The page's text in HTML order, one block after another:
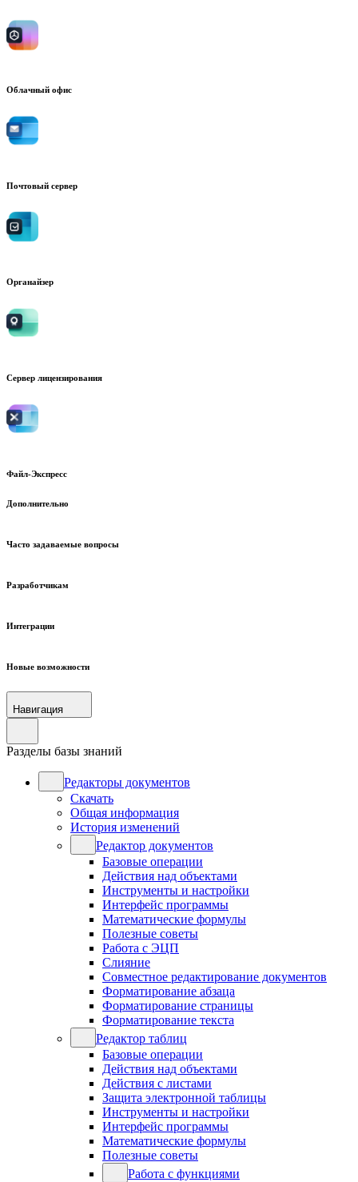
Облачный офис
Почтовый сервер
Органайзер
Сервер лицензирования
Файл-Экспресс
Дополнительно
Часто задаваемые вопросы
Разработчикам
Интеграции
Новые возможности
Навигация
Разделы базы знаний
Редакторы документов
Скачать
Общая информация
История изменений
Редактор документов
Базовые операции
Действия над объектами
Инструменты и настройки
Интерфейс программы
Математические формулы
Полезные советы
Работа с ЭЦП
Слияние
Совместное редактирование документов
Форматирование абзаца
Форматирование страницы
Форматирование текста
Редактор таблиц
Базовые операции
Действия над объектами
Действия с листами
Защита электронной таблицы
Инструменты и настройки
Интерфейс программы
Математические формулы
Полезные советы
Работа с функциями